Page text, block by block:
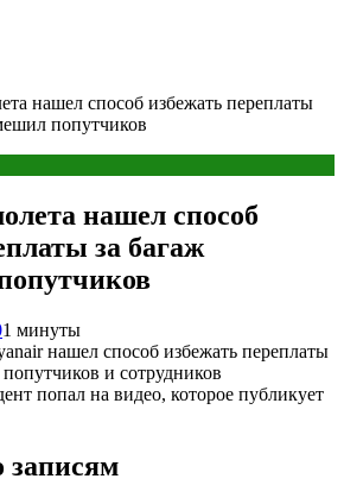
нашел способ избежать переплаты
попутчиков
нашел способ
за багаж
1 минуты
нашел способ избежать переплаты
и сотрудников
попал на видео, которое публикует
записям